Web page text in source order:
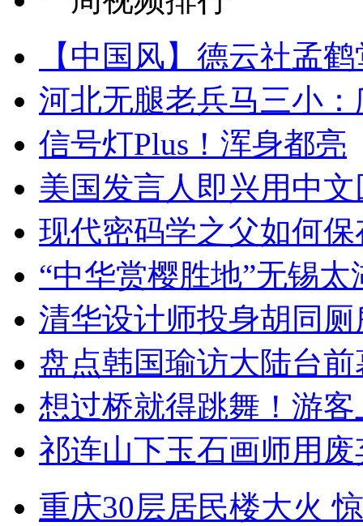
【中国风】德云社孟
河北无腿老兵马三小
信号灯Plus！浑身都亮
美国发言人即兴用中
现代密码学之父如何
“中华赏樱胜地”无锡
清华设计师投身胡同
盘点韩国瑜访大陆台
想过桥就得跳舞！游客
祁连山下玉石画师用
重庆30层居民楼大火